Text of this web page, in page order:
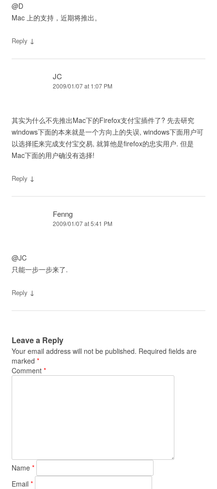
@D
Mac 上的支持，近期将推出。
Reply ↓
JC
2009/01/07 at 1:07 PM
其实为什么不先推出Mac下的Firefox支付宝插件了? 先去研究
windows下面的本来就是一个方向上的失误, windows下面用户可
以选择IE来完成支付宝交易, 就算他是firefox的忠实用户. 但是
Mac下面的用户确没有选择!
Reply ↓
Fenng
2009/01/07 at 5:41 PM
@JC
只能一步一步来了.
Reply ↓
Leave a Reply
Your email address will not be published. Required fields are
marked *
Comment *
Name *
Email *